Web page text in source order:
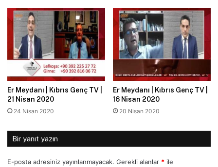
Er Meydanı | Kıbrıs Genç TV |
21 Nisan 2020
24 Nisan 2020
Er Meydanı | Kıbrıs Genç TV |
16 Nisan 2020
20 Nisan 2020
Bir yanıt yazın
E-posta adresiniz yayınlanmayacak. Gerekli alanlar * ile